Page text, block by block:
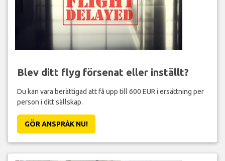
Blev ditt flyg försenat eller inställt?
Du kan vara berättigad att få upp till 600 EUR i ersättning per
person i ditt sällskap.
GÖR ANSPRÅK NU!